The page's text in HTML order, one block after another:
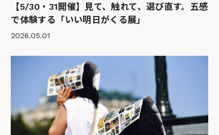
【5/30・31開催】見て、触れて、選び直す。五感
で体験する「いい明日がくる展」
2026.05.01